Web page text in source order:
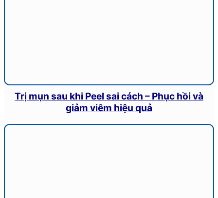
Trị mụn sau khi Peel sai cách – Phục hồi và
giảm viêm hiệu quả